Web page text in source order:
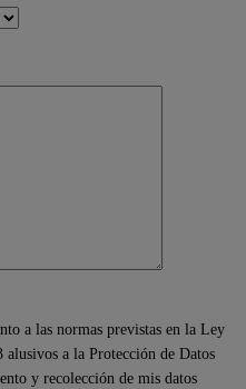
a las normas previstas en la Ley
alusivos a la Protección de Datos
y recolección de mis datos